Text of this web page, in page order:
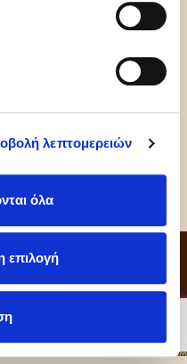
λεπτομερειών
όλα
επιλογή
MRM